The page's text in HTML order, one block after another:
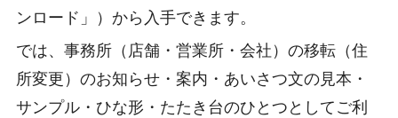
ンロード」）から入手できます。
では、事務所（店舗・営業所・会社）の移転（住
所変更）のお知らせ・案内・あいさつ文の見本・
サンプル・ひな形・たたき台のひとつとしてご利